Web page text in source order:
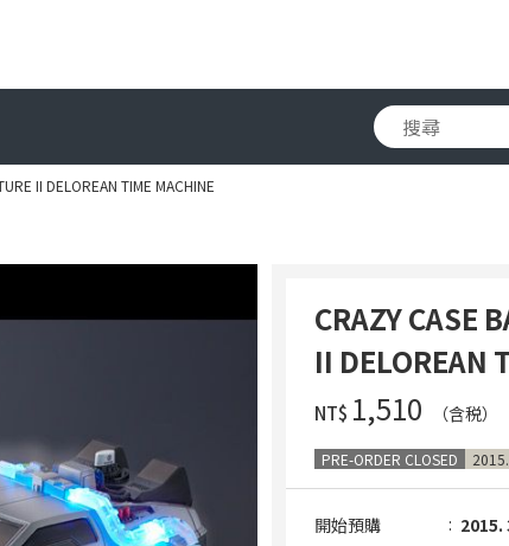
II DELOREAN TIME MACHINE
CRAZY CASE
II DELOREAN
NT$ ‌1,510 （含税）
PRE-ORDER CLOSED
開始預購
2015.